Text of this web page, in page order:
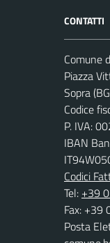
CONTATTI
Comune
Piazza
Sopra
Codice
P. IVA:
IBAN
Codici
Tel: +39
Fax:
Posta